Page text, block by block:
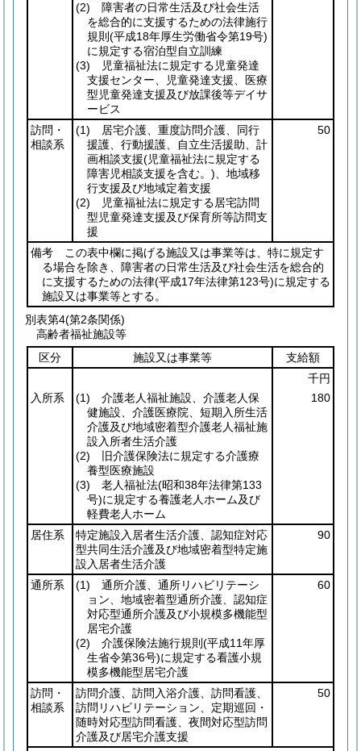
(2) 障害者の日常生活及び社会生活
を総合的に支援するための法律施行
規則 (平成18年厚生労働省令第19号)
に規定する宿泊型自立訓練
(3) 児童福祉法に規定する児童発達
支援センター、児童発達支援、医療
型児童発達支援及び放課後等デイサ
ービス
訪問・
相談系
(1) 居宅介護、重度訪問介護、同行
援護、行動援護、自立生活援助、計
画相談支援(児童福祉法に規定する
障害児相談支援を含む。) 、地域移
行支援及び地域定着支援
(2) 児童福祉法に規定する居宅訪問
型児童発達支援及び保育所等訪問支
援
50
備考 この表中欄に掲げる施設又は事業等は、特に規定す
る場合を除き、障害者の日常生活及び社会生活を総合的
に支援するための法律(平成17年法律第123号)に規定する
施設又は事業等とする。
別表第4(第2条関係)
高齢者福祉施設等
区分
施設又は事業等
支給額
千円
入所系
(1) 介護老人福祉施設、介護老人保
健施設、介護医療院、短期入所生活
介護及び地域密着型介護老人福祉施
設入所者生活介護
(2) 旧介護保険法に規定する介護療
養型医療施設
(3) 老人福祉法(昭和38年法律第133
号)に規定する養護老人ホーム及び
軽費老人ホーム
180
居住系
特定施設入居者生活介護、認知症対応
型共同生活介護及び地域密着型特定施
設入居者生活介護
90
通所系 (1) 通所介護、通所リハビリテーシ
ョン、地域密着型通所介護、認知症
対応型通所介護及び小規模多機能型
居宅介護
(2) 介護保険法施行規則 (平成11年厚
生省令第36号)に規定する看護小規
模多機能型居宅介護
60
訪問・
相談系
訪問介護、訪問入浴介護、訪問看護、
訪問リハビリテーション、定期巡回・
随時対応型訪問看護、夜間対応型訪問
介護及び居宅介護支援
50